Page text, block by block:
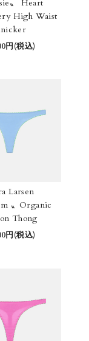
〟 Heart
High Waist
円(税込)
Larsen
〟Organic
Thong
円(税込)